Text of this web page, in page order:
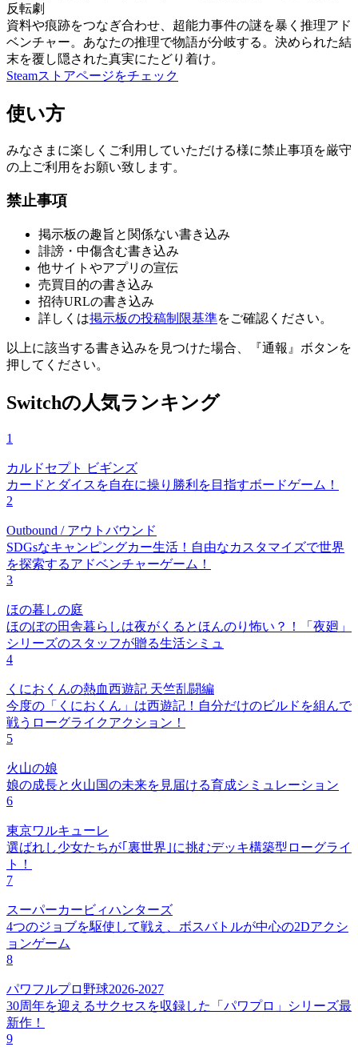
反転劇
資料や痕跡をつなぎ合わせ、超能力事件の謎を暴く推理アド
ベンチャー。あなたの推理で物語が分岐する。決められた結
末を覆し隠された真実にたどり着け。
Steamストアページをチェック
使い方
みなさまに楽しくご利用していただける様に禁止事項を厳守
の上ご利用をお願い致します。
禁止事項
掲示板の趣旨と関係ない書き込み
誹謗・中傷含む書き込み
他サイトやアプリの宣伝
売買目的の書き込み
招待URLの書き込み
詳しくは掲示板の投稿制限基準をご確認ください。
以上に該当する書き込みを見つけた場合、
『通報』ボタンを
押してください。
Switchの人気ランキング
1
カルドセプト ビギンズ
カードとダイスを自在に操り勝利を目指すボードゲーム！
2
Outbound / アウトバウンド
SDGsなキャンピングカー生活！自由なカスタマイズで世界
を探索するアドベンチャーゲーム！
3
ほの暮しの庭
ほのぼの田舎暮らしは夜がくるとほんのり怖い？！「夜廻」
シリーズのスタッフが贈る生活シミュ
4
くにおくんの熱血西遊記 天竺乱闘編
今度の「くにおくん」は西遊記！自分だけのビルドを組んで
戦うローグライクアクション！
5
火山の娘
娘の成長と火山国の未来を見届ける育成シミュレーション
6
東京ワルキューレ
選ばれし少女たちが｢裏世界｣に挑むデッキ構築型ローグライ
ト！
7
スーパーカービィハンターズ
4つのジョブを駆使して戦え、ボスバトルが中心の2Dアクシ
ョンゲーム
8
パワフルプロ野球2026-2027
30周年を迎えるサクセスを収録した「パワプロ」シリーズ最
新作！
9